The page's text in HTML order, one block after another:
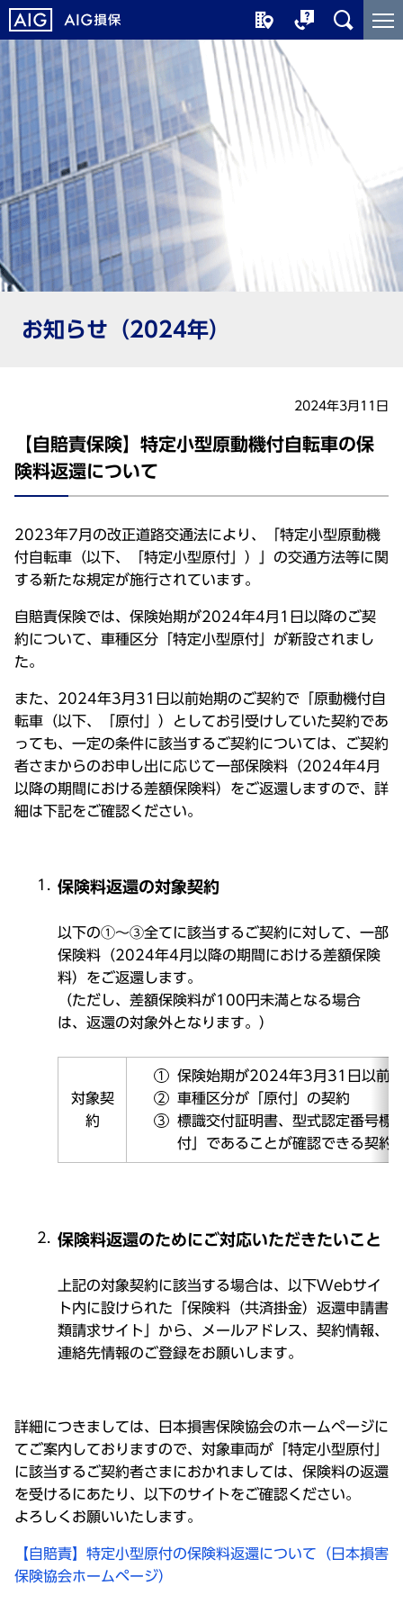
メ
イ
ン
コ
ン
テ
ン
ツ
に
ジ
ャ
ン
プ
こ
こ
か
ら
メ
イ
ン
コ
ン
テ
ン
ツ
で
お知らせ（2024年）
2024年3月11日
【自賠責保険】特定小型原動機付自転車の保
険料返還について
2023年7月の改正道路交通法により、「特定小型原動機
付自転車（以下、「特定小型原付」）」の交通方法等に関
する新たな規定が施行されています。
自賠責保険では、保険始期が2024年4月1日以降のご契
約について、車種区分「特定小型原付」が新設されまし
た。
また、2024年3月31日以前始期のご契約で「原動機付自
転車（以下、「原付」）としてお引受けしていた契約であ
っても、一定の条件に該当するご契約については、ご契約
者さまからのお申し出に応じて一部保険料（2024年4月
以降の期間における差額保険料）をご返還しますので、詳
細は下記をご確認ください。
保険料返還の対象契約
以下の①～③全てに該当するご契約に対して、一部
保険料（2024年4月以降の期間における差額保険
料）をご返還します。
（ただし、差額保険料が100円未満となる場合
は、返還の対象外となります。）
対象契
約
保険始期が2024年3月31日以前
車種区分が「原付」の契約
標識交付証明書、型式認定番号標
付」であることが確認できる契約
保険料返還のためにご対応いただきたいこと
上記の対象契約に該当する場合は、以下Webサイ
ト内に設けられた「保険料（共済掛金）返還申請書
類請求サイト」から、メールアドレス、契約情報、
連絡先情報のご登録をお願いします。
詳細につきましては、日本損害保険協会のホームページに
てご案内しておりますので、対象車両が「特定小型原付」
に該当するご契約者さまにおかれましては、保険料の返還
を受けるにあたり、以下のサイトをご確認ください。
よろしくお願いいたします。
【自賠責】特定小型原付の保険料返還について（日本損害
保険協会ホームページ）